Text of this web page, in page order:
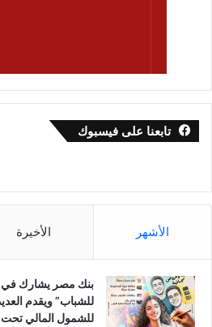
تابعنا على فيسبوك
الأشهر الأخيرة
بنك مصر يشارك في
للشباب” ويقدم
للشمول المالي تحت